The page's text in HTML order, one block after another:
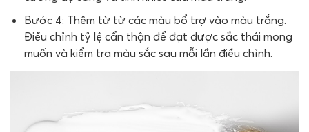
Bước 4: Thêm từ từ các màu bổ trợ vào màu trắng.
Điều chỉnh tỷ lệ cẩn thận để đạt được sắc thái mong
muốn và kiểm tra màu sắc sau mỗi lần điều chỉnh.